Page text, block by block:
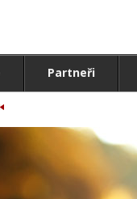
Partneři